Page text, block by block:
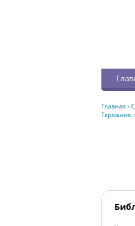
Главная ›
Германия.›